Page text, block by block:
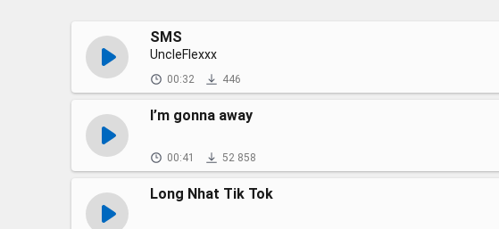
SMS
UncleFlexxx
00:32 446
I’m gonna away
00:41 52 858
Long Nhat Tik Tok